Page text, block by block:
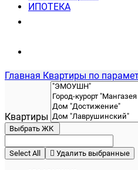
ИПОТЕКА
Главная Квартиры по
Квартиры
Выбрать ЖК
Select All Удалить выбранные